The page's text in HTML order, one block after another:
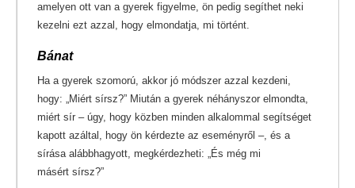
amelyen ott van a gyerek figyelme, ön pedig segíthet neki
kezelni ezt azzal, hogy elmondatja, mi történt.
Bánat
Ha a gyerek szomorú, akkor jó módszer azzal kezdeni,
hogy: „Miért sírsz?” Miután a gyerek néhányszor elmondta,
miért sír – úgy, hogy közben minden alkalommal segítséget
kapott azáltal, hogy ön kérdezte az eseményről –, és a
sírása alábbhagyott, megkérdezheti: „És még mi
másért sírsz?”